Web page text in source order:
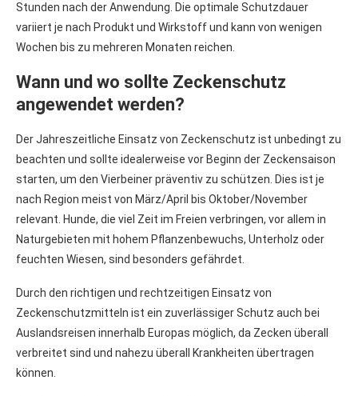
Stunden nach der Anwendung. Die optimale Schutzdauer
variiert je nach Produkt und Wirkstoff und kann von wenigen
Wochen bis zu mehreren Monaten reichen.
Wann und wo sollte Zeckenschutz
angewendet werden?
Der Jahreszeitliche Einsatz von Zeckenschutz ist unbedingt zu
beachten und sollte idealerweise vor Beginn der Zeckensaison
starten, um den Vierbeiner präventiv zu schützen. Dies ist je
nach Region meist von März/April bis Oktober/November
relevant. Hunde, die viel Zeit im Freien verbringen, vor allem in
Naturgebieten mit hohem Pflanzenbewuchs, Unterholz oder
feuchten Wiesen, sind besonders gefährdet.
Durch den richtigen und rechtzeitigen Einsatz von
Zeckenschutzmitteln ist ein zuverlässiger Schutz auch bei
Auslandsreisen innerhalb Europas möglich, da Zecken überall
verbreitet sind und nahezu überall Krankheiten übertragen
können.